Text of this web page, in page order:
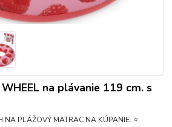
WHEEL na plávanie 119 cm. s
NA PLÁŽOVÝ MATRAC NA KÚPANIE. ⭐